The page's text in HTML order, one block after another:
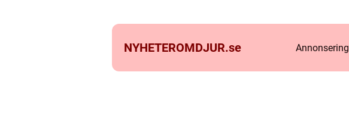
NYHETEROMDJUR.se Annonsering